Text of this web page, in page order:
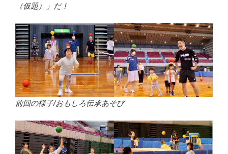
（仮題）」だ！
前回の様子/おもしろ伝承あそび